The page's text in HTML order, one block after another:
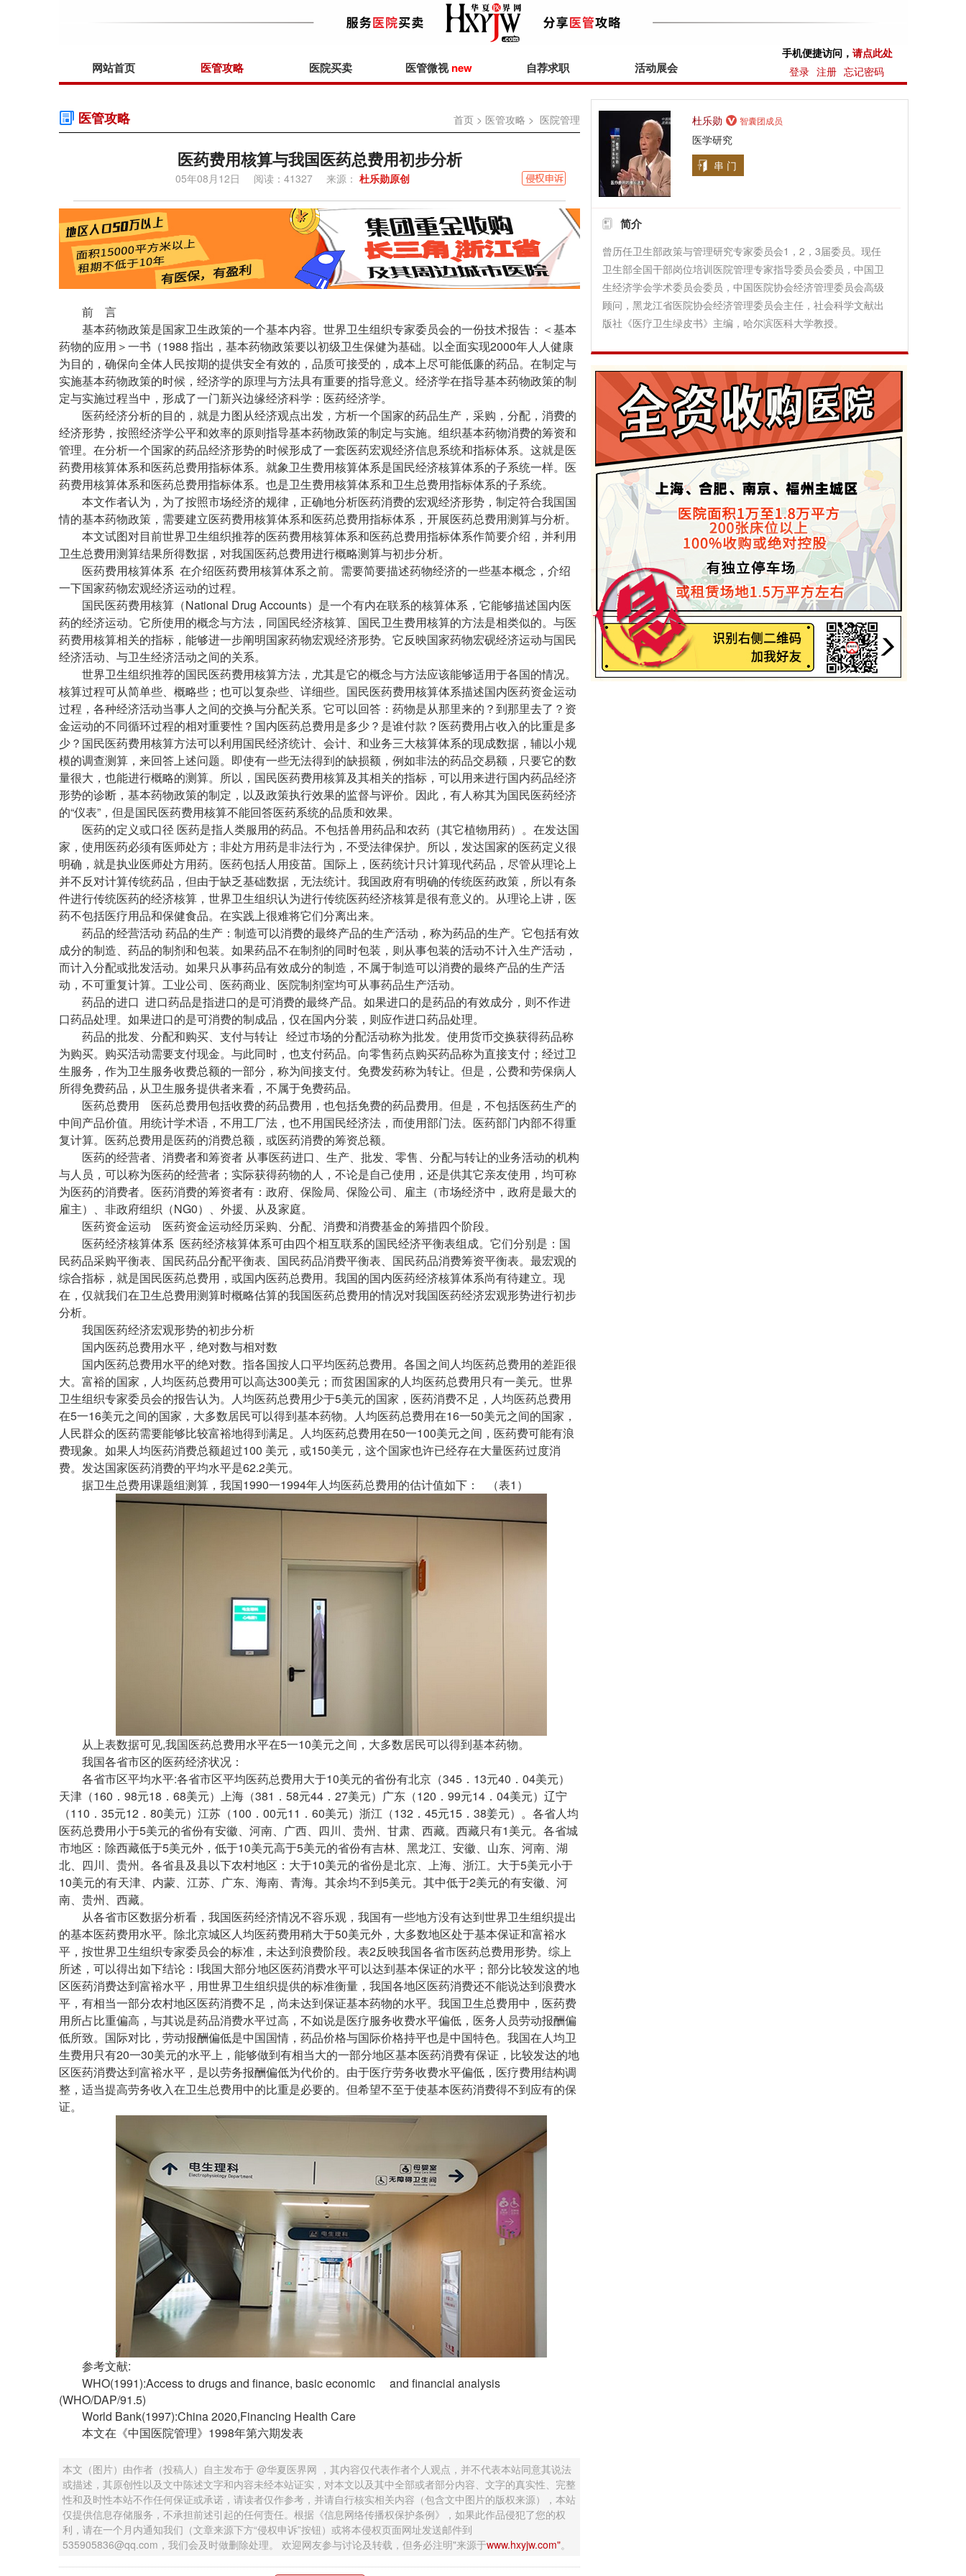
网站首页 医管攻略 医院买卖 医管微视new 自荐求职 活动展会
手机便捷访问， 请点此处
登录 注册 忘记密码
医管攻略 首页 > 医管攻略 > 医院管理
医药费用核算与我国医药总费用初步分析
05年08月12日 阅读：41327 来源： 杜乐勋原创
前 言
基本药物政策是国家卫生政策的一个基本内容。世界卫生组织专家委员会的一份技术报告：＜基本
药物的应用＞一书（1988 指出，基本药物政策要以初级卫生保健为基础。以全面实现2000年人人健康
为目的，确保向全体人民按期的提供安全有效的，品质可接受的，成本上尽可能低廉的药品。在制定与
实施基本药物政策的时候，经济学的原理与方法具有重要的指导意义。经济学在指导基本药物政策的制
定与实施过程当中，形成了一门新兴边缘经济科学：医药经济学。
医药经济分析的目的，就是力图从经济观点出发，方析一个国家的药品生产，采购，分配，消费的
经济形势，按照经济学公平和效率的原则指导基本药物政策的制定与实施。组织基本药物消费的筹资和
管理。在分析一个国家的药品经济形势的时候形成了一套医药宏观经济信息系统和指标体系。这就是医
药费用核算体系和医药总费用指标体系。就象卫生费用核算体系是国民经济核算体系的子系统一样。医
药费用核算体系和医药总费用指标体系。也是卫生费用核算体系和卫生总费用指标体系的子系统。
本文作者认为，为了按照市场经济的规律，正确地分析医药消费的宏观经济形势，制定符合我国国
情的基本药物政策，需要建立医药费用核算体系和医药总费用指标体系，开展医药总费用测算与分析。
本文试图对目前世界卫生组织推荐的医药费用核算体系和医药总费用指标体系作简要介绍，并利用
卫生总费用测算结果所得数据，对我国医药总费用进行概略测算与初步分析。
医药费用核算体系 在介绍医药费用核算体系之前。需要简要描述药物经济的一些基本概念，介绍
一下国家药物宏观经济运动的过程。
国民医药费用核算（National Drug Accounts）是一个有内在联系的核算体系，它能够描述国内医
药的经济运动。它所使用的概念与方法，同国民经济核算、国民卫生费用核算的方法是相类似的。与医
药费用核算相关的指标，能够进一步阐明国家药物宏观经济形势。它反映国家药物宏砚经济运动与国民
经济活动、与卫生经济活动之间的关系。
世界卫生组织推荐的国民医药费用核算方法，尤其是它的概念与方法应该能够适用于各国的情况。
核算过程可从简单些、概略些；也可以复杂些、详细些。国民医药费用核算体系描述国内医药资金运动
过程，各种经济活动当事人之间的交换与分配关系。它可以回答：药物是从那里来的？到那里去了？资
金运动的不同循环过程的相对重要性？国内医药总费用是多少？是谁付款？医药费用占收入的比重是多
少？国民医药费用核算方法可以利用国民经济统计、会计、和业务三大核算体系的现成数据，辅以小规
模的调查测算，来回答上述问题。即使有一些无法得到的缺损额，例如非法的药品交易额，只要它的数
量很大，也能进行概略的测算。所以，国民医药费用核算及其相关的指标，可以用来进行国内药品经济
形势的诊断，基本药物政策的制定，以及政策执行效果的监督与评价。因此，有人称其为国民医药经济
的“仪表”，但是国民医药费用核算不能回答医药系统的品质和效果。
医药的定义或口径 医药是指人类服用的药品。不包括兽用药品和农药（其它植物用药）。在发达国
家，使用医药必须有医师处方；非处方用药是非法行为，不受法律保护。所以，发达国家的医药定义很
明确，就是执业医师处方用药。医药包括人用疫苗。国际上，医药统计只计算现代药品，尽管从理论上
并不反对计算传统药品，但由于缺乏基础数据，无法统计。我国政府有明确的传统医药政策，所以有条
件进行传统医药的经济核算，世界卫生组织认为进行传统医药经济核算是很有意义的。从理论上讲，医
药不包括医疗用品和保健食品。在实践上很难将它们分离出来。
药品的经营活动 药品的生产：制造可以消费的最终产品的生产活动，称为药品的生产。它包括有效
成分的制造、药品的制剂和包装。如果药品不在制剂的同时包装，则从事包装的活动不计入生产活动，
而计入分配或批发活动。如果只从事药品有效成分的制造，不属于制造可以消费的最终产品的生产活
动，不可重复计算。工业公司、医药商业、医院制剂室均可从事药品生产活动。
药品的进口 进口药品是指进口的是可消费的最终产品。如果进口的是药品的有效成分，则不作进
口药品处理。如果进口的是可消费的制成品，仅在国内分装，则应作进口药品处理。
药品的批发、分配和购买、支付与转让 经过市场的分配活动称为批发。使用货币交换获得药品称
为购买。购买活动需要支付现金。与此同时，也支付药品。向零售药点购买药品称为直接支付；经过卫
生服务，作为卫生服务收费总额的一部分，称为间接支付。免费发药称为转让。但是，公费和劳保病人
所得免费药品，从卫生服务提供者来看，不属于免费药品。
医药总费用 医药总费用包括收费的药品费用，也包括免费的药品费用。但是，不包括医药生产的
中间产品价值。用统计学术语，不用工厂法，也不用国民经济法，而使用部门法。医药部门内部不得重
复计算。医药总费用是医药的消费总额，或医药消费的筹资总额。
医药的经营者、消费者和筹资者 从事医药进口、生产、批发、零售、分配与转让的业务活动的机构
与人员，可以称为医药的经营者；实际获得药物的人，不论是自己使用，还是供其它亲友使用，均可称
为医药的消费者。医药消费的筹资者有：政府、保险局、保险公司、雇主（市场经济中，政府是最大的
雇主）、非政府组织（NG0）、外援、从及家庭。
医药资金运动 医药资金运动经历采购、分配、消费和消费基金的筹措四个阶段。
医药经济核算体系 医药经济核算体系可由四个相互联系的国民经济平衡表组成。它们分别是：国
民药品采购平衡表、国民药品分配平衡表、国民药品消费平衡表、国民药品消费筹资平衡表。最宏观的
综合指标，就是国民医药总费用，或国内医药总费用。我国的国内医药经济核算体系尚有待建立。现
在，仅就我们在卫生总费用测算时概略估算的我国医药总费用的情况对我国医药经济宏观形势进行初步
分析。
我国医药经济宏观形势的初步分析
国内医药总费用水平，绝对数与相对数
国内医药总费用水平的绝对数。指各国按人口平均医药总费用。各国之间人均医药总费用的差距很
大。富裕的国家，人均医药总费用可以高达300美元；而贫困国家的人均医药总费用只有一美元。世界
卫生组织专家委员会的报告认为。人均医药总费用少于5美元的国家，医药消费不足，人均医药总费用
在5一16美元之间的国家，大多数居民可以得到基本药物。人均医药总费用在16一50美元之间的国家，
人民群众的医药需要能够比较富裕地得到满足。人均医药总费用在50一100美元之间，医药费可能有浪
费现象。如果人均医药消费总额超过100 美元，或150美元，这个国家也许已经存在大量医药过度消
费。发达国家医药消费的平均水平是62.2美元。
据卫生总费用课题组测算，我国1990一1994年人均医药总费用的估计值如下： （表1）
从上表数据可见,我国医药总费用水平在5一10美元之间，大多数居民可以得到基本药物。
我国各省市区的医药经济状况：
各省市区平均水平:各省市区平均医药总费用大于10美元的省份有北京（345．13元40．04美元）
天津（160．98元18．68美元）上海（381．58元44．27美元）广东（120．99元14．04美元）辽宁
（110．35元12．80美元）江苏（100．00元11．60美元）浙江（132．45元15．38姜元）。各省人均
医药总费用小于5美元的省份有安徽、河南、广西、四川、贵州、甘肃、西藏。西藏只有1美元。各省城
市地区：除西藏低于5美元外，低于10美元高于5美元的省份有吉林、黑龙江、安徽、山东、河南、湖
北、四川、贵州。各省县及县以下农村地区：大于10美元的省份是北京、上海、浙江。大于5美元小于
10美元的有天津、内蒙、江苏、广东、海南、青海。其余均不到5美元。其中低于2美元的有安徽、河
南、贵州、西藏。
从各省市区数据分析看，我国医药经济情况不容乐观，我国有一些地方没有达到世界卫生组织提出
的基本医药费用水平。除北京城区人均医药费用稍大于50美元外，大多数地区处于基本保证和富裕水
平，按世界卫生组织专家委员会的标准，未达到浪费阶段。表2反映我国各省市医药总费用形势。综上
所述，可以得出如下结论：l我国大部分地区医药消费水平可以达到基本保证的水平；部分比较发这的地
区医药消费达到富裕水平，用世界卫生组织提供的标准衡量，我国各地区医药消费还不能说达到浪费水
平，有相当一部分农村地区医药消费不足，尚未达到保证基本药物的水平。我国卫生总费用中，医药费
用所占比重偏高，与其说是药品消费水平过高，不如说是医疗服务收费水平偏低，医务人员劳动报酬偏
低所致。国际对比，劳动报酬偏低是中国国情，药品价格与国际价格持平也是中国特色。我国在人均卫
生费用只有20一30美元的水平上，能够做到有相当大的一部分地区基本医药消费有保证，比较发达的地
区医药消费达到富裕水平，是以劳务报酬偏低为代价的。由于医疗劳务收费水平偏低，医疗费用结构调
整，适当提高劳务收入在卫生总费用中的比重是必要的。但希望不至于使基本医药消费得不到应有的保
证。
参考文献:
WHO(1991):Access to drugs and finance, basic economic and financial analysis
(WHO/DAP/91.5)
World Bank(1997):China 2020,Financing Health Care
本文在《中国医院管理》1998年第六期发表
本文（图片）由作者（投稿人）自主发布于 @华夏医界网 ，其内容仅代表作者个人观点，并不代表本站同意其说法
或描述，其原创性以及文中陈述文字和内容未经本站证实，对本文以及其中全部或者部分内容、文字的真实性、完整
性和及时性本站不作任何保证或承诺，请读者仅作参考，并请自行核实相关内容（包含文中图片的版权来源），本站
仅提供信息存储服务，不承担前述引起的任何责任。根据《信息网络传播权保护条例》，如果此作品侵犯了您的权
利，请在一个月内通知我们（文章来源下方“侵权申诉”按钮）或将本侵权页面网址发送邮件到
535905836@qq.com，我们会及时做删除处理。 欢迎网友参与讨论及转载，但务必注明"来源于www.hxyjw.com"。
杜乐勋 智囊团成员
医学研究
串 门
简介
曾历任卫生部政策与管理研究专家委员会1，2，3届委员。现任
卫生部全国干部岗位培训医院管理专家指导委员会委员，中国卫
生经济学会学术委员会委员，中国医院协会经济管理委员会高级
顾问，黑龙江省医院协会经济管理委员会主任，社会科学文献出
版社《医疗卫生绿皮书》主编，哈尔滨医科大学教授。